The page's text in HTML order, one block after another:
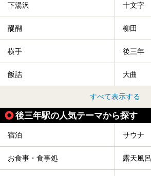
下湯沢 十文字
醍醐 柳田
横手 後三年
飯詰 大曲
すべて表示する
後三年駅の人気テーマから探す
宿泊 サウナ
お食事・食事処 露天風呂